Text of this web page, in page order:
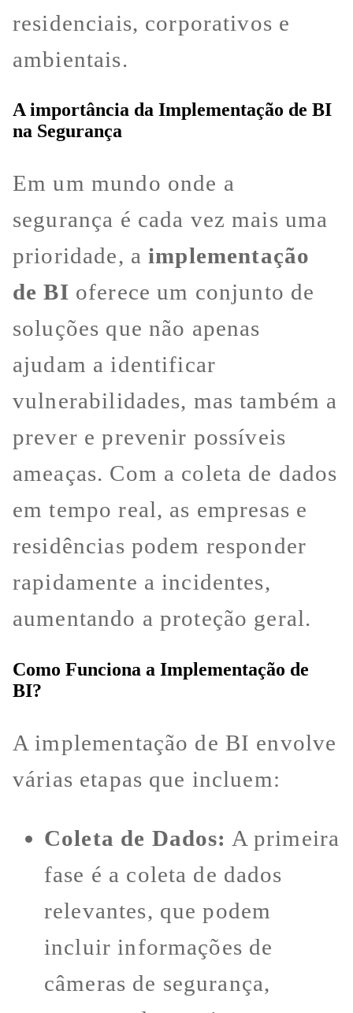
residenciais, corporativos e
ambientais.
A importância da Implementação de BI
na Segurança
Em um mundo onde a
segurança é cada vez mais uma
prioridade, aimplementação
de BI oferece um conjunto de
soluções que não apenas
ajudam a identificar
vulnerabilidades, mas também a
prever e prevenir possíveis
ameaças. Com a coleta de dados
em tempo real, as empresas e
residências podem responder
rapidamente a incidentes,
aumentando a proteção geral.
Como Funciona a Implementação de
BI?
A implementação de BI envolve
várias etapas que incluem:
Coleta de Dados: A primeira
fase é a coleta de dados
relevantes, que podem
incluir informações de
câmeras de segurança,